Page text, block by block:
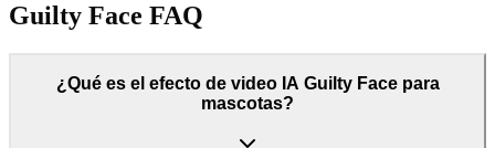
Guilty Face FAQ
¿Qué es el efecto de video IA Guilty Face para
mascotas?